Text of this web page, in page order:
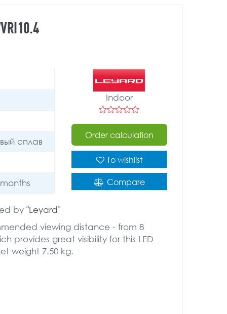
сплав
Indoor
Order calculation
To wishlist
Compare
by "Leyard"
viewing distance - from 8
provides great visibility for this LED
weight 7.50 kg.